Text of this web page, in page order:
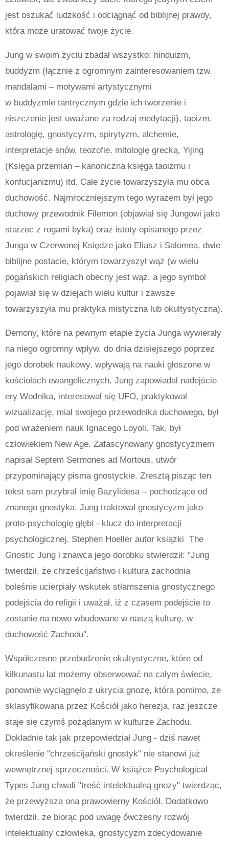
jest oszukać ludzkość i odciągnąć od biblijnej prawdy,
która może uratować twoje życie.
Jung w swoim życiu zbadał wszystko: hinduizm,
buddyzm (łącznie z ogromnym zainteresowaniem tzw.
mandalami – motywami artystycznymi
w buddyzmie tantrycznym gdzie ich tworzenie i
niszczenie jest uważane za rodzaj medytacji), taoizm,
astrologię, gnostycyzm, spirytyzm, alchemie,
interpretacje snów, teozofie, mitologię grecką, Yijing
(Księga przemian – kanoniczna księga taoizmu i
konfucjanizmu) itd. Całe życie towarzyszyła mu obca
duchowość. Najmroczniejszym tego wyrazem był jego
duchowy przewodnik Filemon (objawiał się Jungowi jako
starzec z rogami byka) oraz istoty opisanego przez
Junga w Czerwonej Księdze jako Eliasz i Salomea, dwie
biblijne postacie, którym towarzyszył wąż (w wielu
pogańskich religiach obecny jest wąż, a jego symbol
pojawiał się w dziejach wielu kultur i zawsze
towarzyszyła mu praktyka mistyczna lub okultystyczna).
Demony, które na pewnym etapie życia Junga wywierały
na niego ogromny wpływ, do dnia dzisiejszego poprzez
jego dorobek naukowy, wpływają na nauki głoszone w
kościołach ewangelicznych. Jung zapowiadał nadejście
ery Wodnika, interesował się UFO, praktykował
wizualizację, miał swojego przewodnika duchowego, był
pod wrażeniem nauk Ignacego Loyoli. Tak, był
człowiekiem New Age. Zafascynowany gnostycyzmem
napisał Septem Sermones ad Mortous, utwór
przypominający pisma gnostyckie. Zresztą pisząc ten
tekst sam przybrał imię Bazylidesa – pochodzące od
znanego gnostyka. Jung traktował gnostycyzm jako
proto-psychologię głębi - klucz do interpretacji
psychologicznej. Stephen Hoeller autor książki The
Gnostic Jung i znawca jego dorobku stwierdził: "Jung
twierdził, że chrześcijaństwo i kultura zachodnia
boleśnie ucierpiały wskutek stłamszenia gnostycznego
podejścia do religii i uważał, iż z czasem podejście to
zostanie na nowo wbudowane w naszą kulturę, w
duchowość Zachodu".
Współczesne przebudzenie okultystyczne, które od
kilkunastu lat możemy obserwować na całym świecie,
ponownie wyciągnęło z ukrycia gnozę, która pomimo, że
sklasyfikowana przez Kościół jako herezja, raz jeszcze
staje się czymś pożądanym w kulturze Zachodu.
Dokładnie tak jak przepowiedział Jung - dziś nawet
określenie "chrześcijański gnostyk" nie stanowi już
wewnętrznej sprzeczności. W książce Psychological
Types Jung chwali "treść intelektualną gnozy" twierdząc,
że przewyższa ona prawowierny Kościół. Dodatkowo
twierdził, że biorąc pod uwagę ówczesny rozwój
intelektualny człowieka, gnostycyzm zdecydowanie